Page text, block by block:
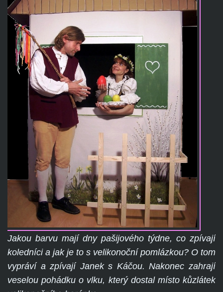
Jakou barvu mají dny pašijového týdne, co zpívají
koledníci a jak je tos velikonoční pomlázkou? O tom
vypráví a zpívají Janek s Káčou. Nakonec zahrají
veselou pohádku o vlku, který dostal místo kůzlátek